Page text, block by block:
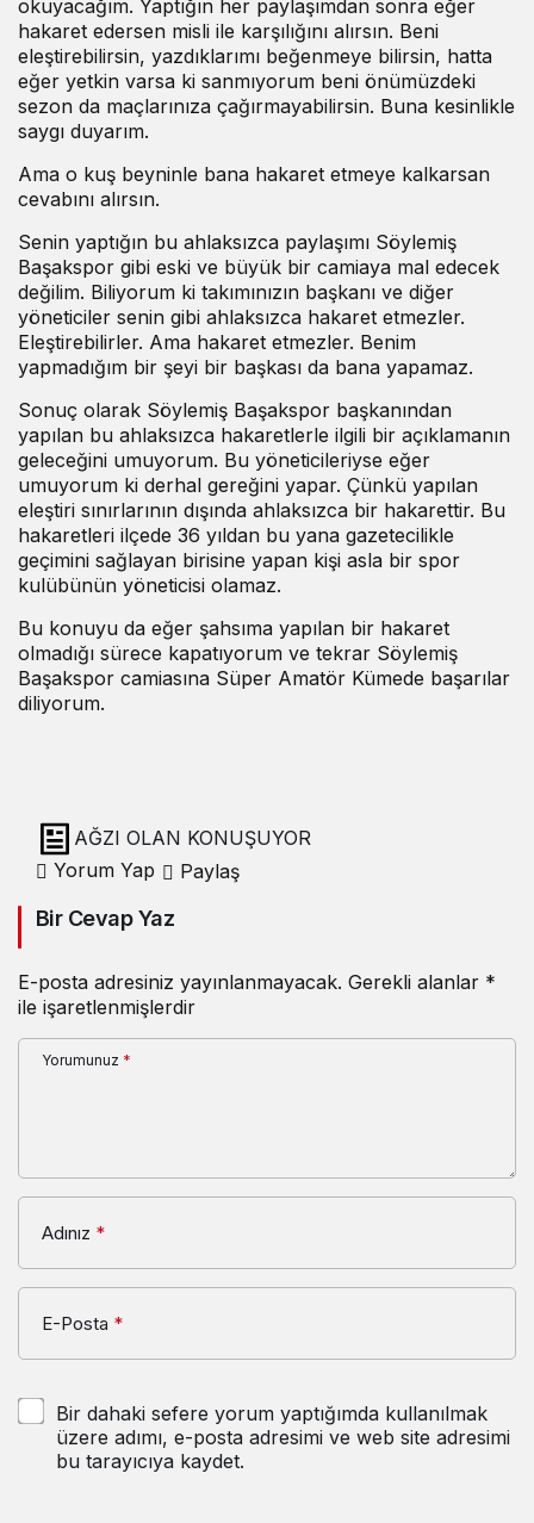
okuyacağım. Yaptığın her paylaşımdan sonra eğer
hakaret edersen misli ile karşılığını alırsın. Beni
eleştirebilirsin, yazdıklarımı beğenmeye bilirsin, hatta
eğer yetkin varsa ki sanmıyorum beni önümüzdeki
sezon da maçlarınıza çağırmayabilirsin. Buna kesinlikle
saygı duyarım.
Ama o kuş beyninle bana hakaret etmeye kalkarsan
cevabını alırsın.
Senin yaptığın bu ahlaksızca paylaşımı Söylemiş
Başakspor gibi eski ve büyük bir camiaya mal edecek
değilim. Biliyorum ki takımınızın başkanı ve diğer
yöneticiler senin gibi ahlaksızca hakaret etmezler.
Eleştirebilirler. Ama hakaret etmezler. Benim
yapmadığım bir şeyi bir başkası da bana yapamaz.
Sonuç olarak Söylemiş Başakspor başkanından
yapılan bu ahlaksızca hakaretlerle ilgili bir açıklamanın
geleceğini umuyorum. Bu yöneticileriyse eğer
umuyorum ki derhal gereğini yapar. Çünkü yapılan
eleştiri sınırlarının dışında ahlaksızca bir hakarettir. Bu
hakaretleri ilçede 36 yıldan bu yana gazetecilikle
geçimini sağlayan birisine yapan kişi asla bir spor
kulübünün yöneticisi olamaz.
Bu konuyu da eğer şahsıma yapılan bir hakaret
olmadığı sürece kapatıyorum ve tekrar Söylemiş
Başakspor camiasına Süper Amatör Kümede başarılar
diliyorum.
AĞZI OLAN KONUŞUYOR
Yorum Yap
Paylaş
Bir Cevap Yaz
E-posta adresiniz yayınlanmayacak. Gerekli alanlar *
ile işaretlenmişlerdir
Yorumunuz *
Adınız *
E-Posta *
Bir dahaki sefere yorum yaptığımda kullanılmak
üzere adımı, e-posta adresimi ve web site adresimi
bu tarayıcıya kaydet.